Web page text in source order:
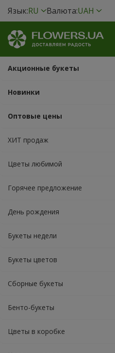
Язык:RU Валюта:UAH
Акционные букеты
Новинки
Оптовые цены
ХИТ продаж
Цветы любимой
Горячее предложение
День рождения
Букеты недели
Букеты цветов
Сборные букеты
Бенто-букеты
Цветы в коробке